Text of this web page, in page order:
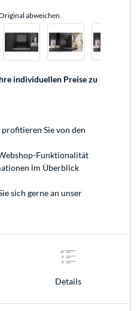
abweichen.
individuellen Preise zu
Sie von den
Funktionalität
im Überblick
sich gerne an unser
Details